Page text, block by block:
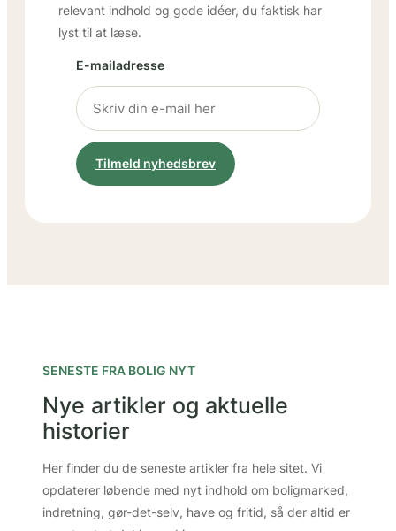
relevant indhold og gode idéer, du faktisk har
lyst til at læse.
E-mailadresse
Tilmeld nyhedsbrev
SENESTE FRA BOLIG NYT
Nye artikler og aktuelle
historier
Her finder du de seneste artikler fra hele sitet. Vi
opdaterer løbende med nyt indhold om boligmarked,
indretning, gør-det-selv, have og fritid, så der altid er